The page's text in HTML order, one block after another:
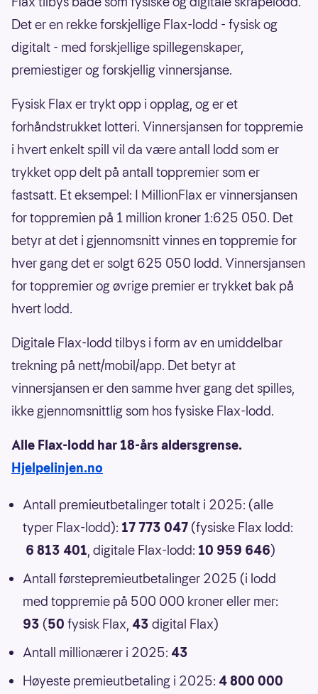
Det er en rekke forskjellige Flax-lodd - fysisk og
digitalt - med forskjellige spillegenskaper,
premiestiger og forskjellig vinnersjanse.
Fysisk Flax er trykt opp i opplag, og er et
forhåndstrukket lotteri. Vinnersjansen for toppremie
i hvert enkelt spill vil da være antall lodd som er
trykket opp delt på antall toppremier som er
fastsatt. Et eksempel: I MillionFlax er vinnersjansen
for toppremien på 1 million kroner 1:625 050. Det
betyr at det i gjennomsnitt vinnes en toppremie for
hver gang det er solgt 625 050 lodd. Vinnersjansen
for toppremier og øvrige premier er trykket bak på
hvert lodd.
Digitale Flax-lodd tilbys i form av en umiddelbar
trekning på nett/mobil/app. Det betyr at
vinnersjansen er den samme hver gang det spilles,
ikke gjennomsnittlig som hos fysiske Flax-lodd.
Alle Flax-lodd har 18-års aldersgrense.
Hjelpelinjen.no
Antall premieutbetalinger totalt i 2025: (alle
typer Flax-lodd): 17 773 047 (fysiske Flax lodd:
6 813 401, digitale Flax-lodd: 10 959 646)
Antall førstepremieutbetalinger 2025 (i lodd
med toppremie på 500 000 kroner eller mer:
93 (50 fysisk Flax, 43 digital Flax)
Antall millionærer i 2025: 43
Høyeste premieutbetaling i 2025: 4 800 000